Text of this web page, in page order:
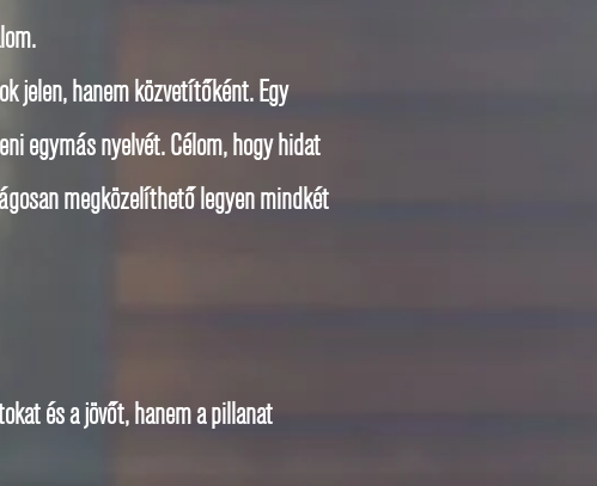
jelen, hanem közvetítőként. Egy
egymás nyelvét. Célom, hogy hidat
megközelíthető legyen mindkét
és a jövőt, hanem a pillanat